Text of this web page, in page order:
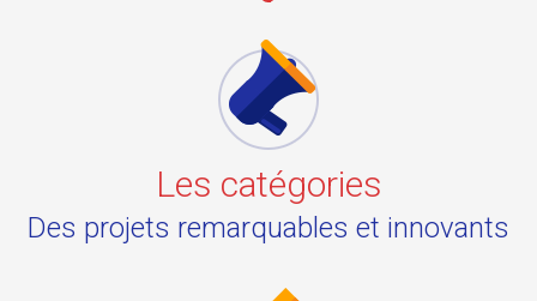
Les catégories
Des projets remarquables et innovants